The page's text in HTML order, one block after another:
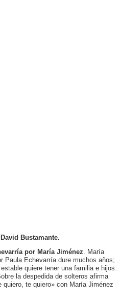
David Bustamante.
por María Jiménez. María
Paula Echevarría dure muchos años;
quiere tener una familia e hijos.
la despedida de solteros afirma
te quiero» con María Jiménez